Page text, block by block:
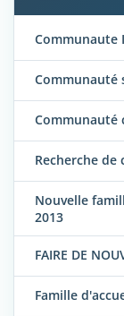
Communaute
Communauté
Recherche
Nouvelle
2013
FAIRE DE
Famille